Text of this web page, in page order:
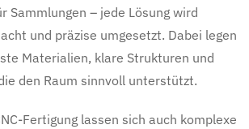
Sammlungen – jede Lösung wird
und präzise umgesetzt. Dabei legen
Materialien, klare Strukturen und
den Raum sinnvoll unterstützt.
Fertigung lassen sich auch komplexe